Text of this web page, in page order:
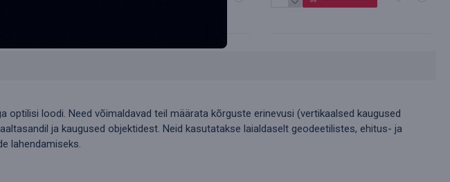
loodi. Need võimaldavad teil määrata kõrguste erinevusi (vertikaalsed kaugused
ja kaugused objektidest. Neid kasutatakse laialdaselt geodeetilistes, ehitus- ja
lahendamiseks.